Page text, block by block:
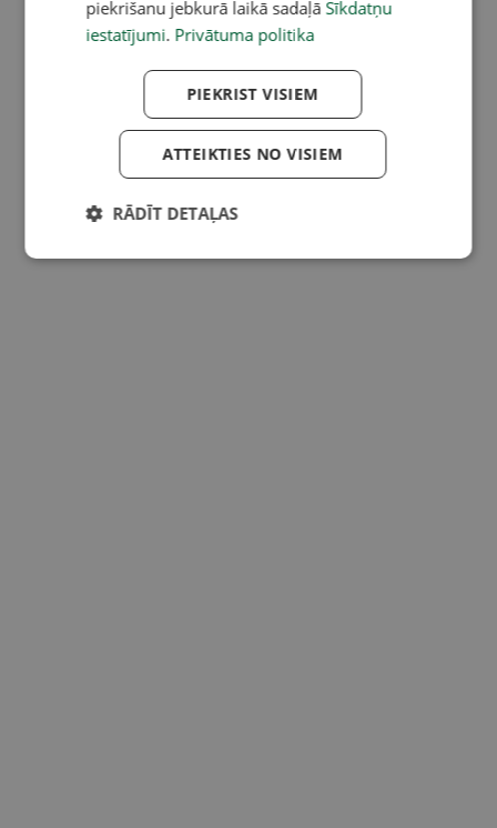
piekrišanu jebkurā laikā sadaļā Sīkdatņu
iestatījumi. Privātuma politika
PIEKRIST VISIEM
ATTEIKTIES NO VISIEM
RĀDĪT DETAĻAS